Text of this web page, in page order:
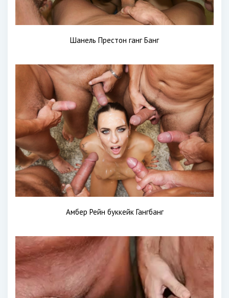
Шанель Престон ганг Банг
Амбер Рейн буккейк Гангбанг